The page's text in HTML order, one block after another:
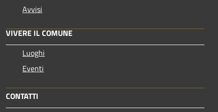
Avvisi
VIVERE IL COMUNE
Luoghi
Eventi
CONTATTI